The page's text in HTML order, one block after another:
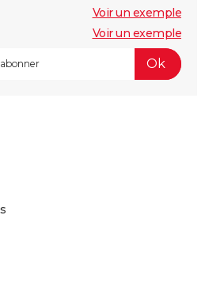
Voir un exemple
Voir un exemple